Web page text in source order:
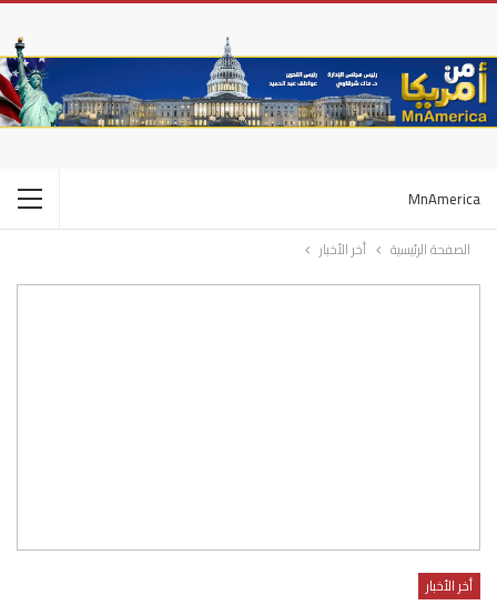
MnAmerica
الصفحة الرئيسية أخر الأخبار
أخر الأخبار